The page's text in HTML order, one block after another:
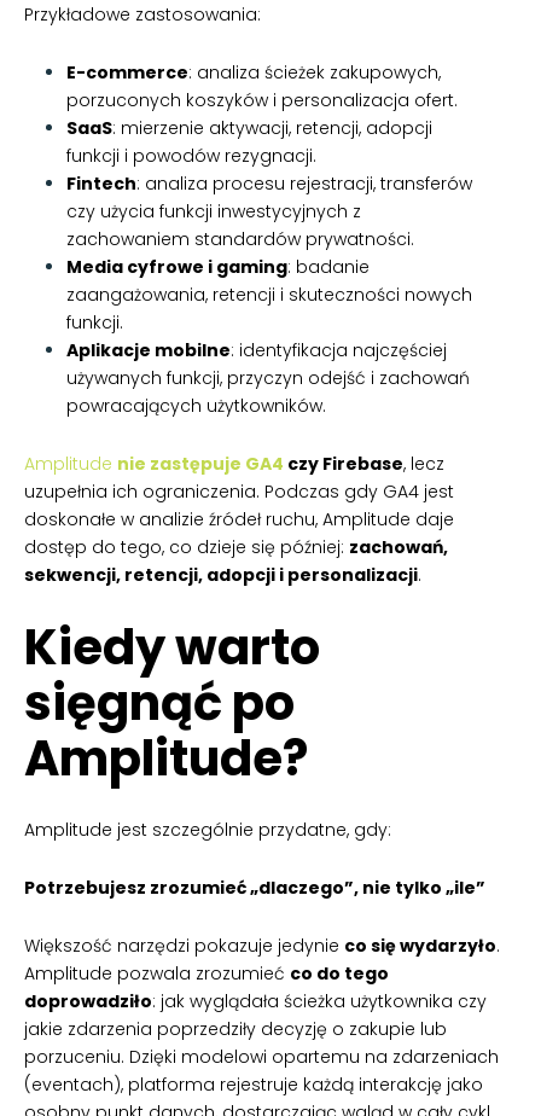
Przykładowe zastosowania:
E-commerce: analiza ścieżek zakupowych,
porzuconych koszyków i personalizacja ofert.
SaaS: mierzenie aktywacji, retencji, adopcji
funkcji i powodów rezygnacji.
Fintech: analiza procesu rejestracji, transferów
czy użycia funkcji inwestycyjnych z
zachowaniem standardów prywatności.
Media cyfrowe i gaming: badanie
zaangażowania, retencji i skuteczności nowych
funkcji.
Aplikacje mobilne: identyfikacja najczęściej
używanych funkcji, przyczyn odejść i zachowań
powracających użytkowników.
Amplitude nie zastępuje GA4 czy Firebase, lecz
uzupełnia ich ograniczenia. Podczas gdy GA4 jest
doskonałe w analizie źródeł ruchu, Amplitude daje
dostęp do tego, co dzieje się później: zachowań,
sekwencji, retencji, adopcji i personalizacji.
Kiedy warto
sięgnąć po
Amplitude?
Amplitude jest szczególnie przydatne, gdy:
Potrzebujesz zrozumieć „dlaczego”, nie tylko „ile”
Większość narzędzi pokazuje jedynie co się wydarzyło.
Amplitude pozwala zrozumieć co do tego
doprowadziło: jak wyglądała ścieżka użytkownika czy
jakie zdarzenia poprzedziły decyzję o zakupie lub
porzuceniu. Dzięki modelowi opartemu na zdarzeniach
(eventach), platforma rejestruje każdą interakcję jako